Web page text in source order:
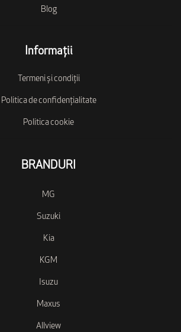
Blog
Informații
Termeni și condiții
Politica de confidențialitate
Politica cookie
BRANDURI
MG
Suzuki
Kia
KGM
Isuzu
Maxus
Allview